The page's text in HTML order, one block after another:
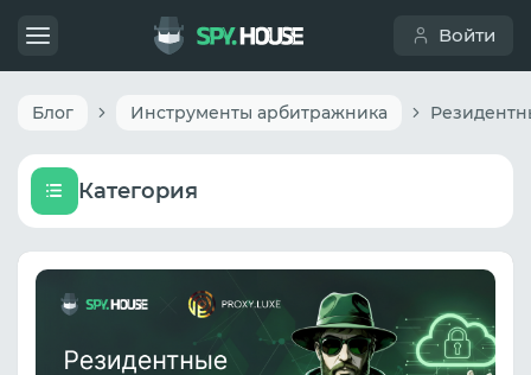
Войти
Блог Инструменты арбитражника
Категория